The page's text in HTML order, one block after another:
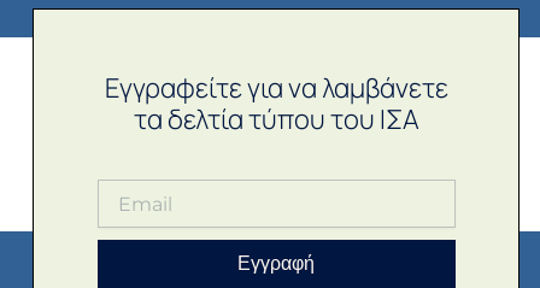
Εγγραφείτε για να λαμβάνετε
τα δελτία τύπου του ΙΣΑ
Εγγραφή